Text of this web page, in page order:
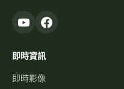
即時資訊
即時影像